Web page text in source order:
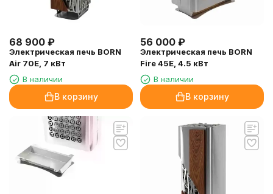
68 900 ₽
Электрическая печь BORN
Air 70E, 7 кВт
В наличии
В корзину
56 000 ₽
Электрическая печь BORN
Fire 45E, 4.5 кВт
В наличии
В корзину